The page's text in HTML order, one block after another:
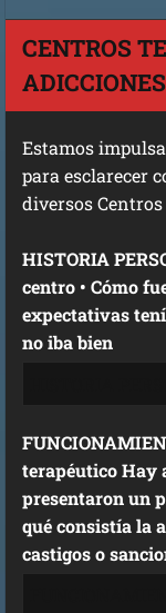
CENTROS
Estamos
para esclarecer
diversos
HISTORIA PERSONAL • Motivo de
centro • Cómo
expectativas
no iba bien
terapéutico Hay
presentaron un
qué consistía la
castigos o